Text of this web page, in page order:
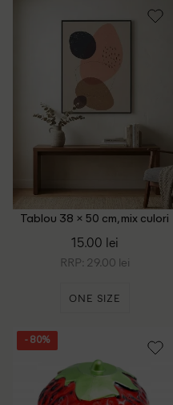
Tablou 38 × 50 cm, mix culori
15.00 lei
RRP: 29.00 lei
ONE SIZE
- 80%